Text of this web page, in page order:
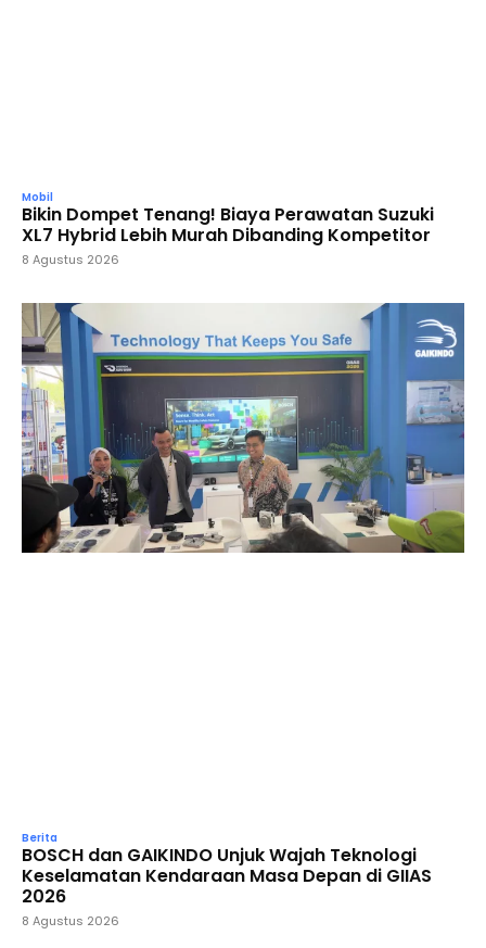
Mobil
Bikin Dompet Tenang! Biaya Perawatan Suzuki
XL7 Hybrid Lebih Murah Dibanding Kompetitor
8 Agustus 2026
Berita
BOSCH dan GAIKINDO Unjuk Wajah Teknologi
Keselamatan Kendaraan Masa Depan di GIIAS
2026
8 Agustus 2026